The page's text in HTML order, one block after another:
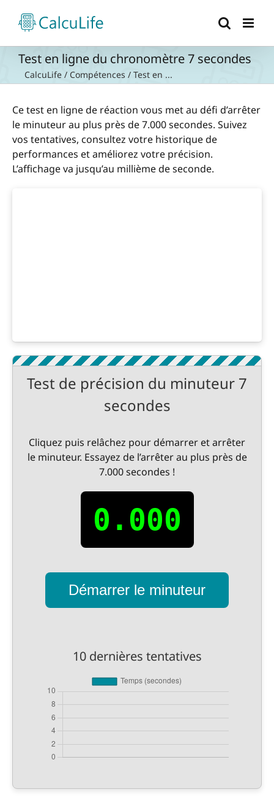
contenu
Test en ligne du chronomètre 7 secondes
CalcuLife / Compétences / Test en ...
Ce test en ligne de réaction vous met au défi d’arrêter
le minuteur au plus près de 7.000 secondes. Suivez
vos tentatives, consultez votre historique de
performances et améliorez votre précision.
L’affichage va jusqu’au millième de seconde.
Test de précision du minuteur 7
secondes
Cliquez puis relâchez pour démarrer et arrêter
le minuteur. Essayez de l’arrêter au plus près de
7.000 secondes !
0.000
Démarrer le minuteur
10 dernières tentatives